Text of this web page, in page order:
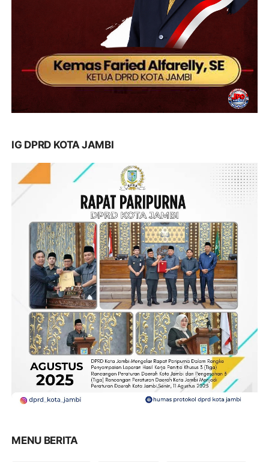
IG DPRD KOTA JAMBI
MENU BERITA